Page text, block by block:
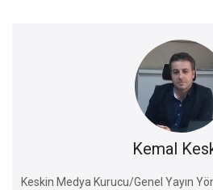
Kemal
Keskin Medya Kurucu/Genel Yayın